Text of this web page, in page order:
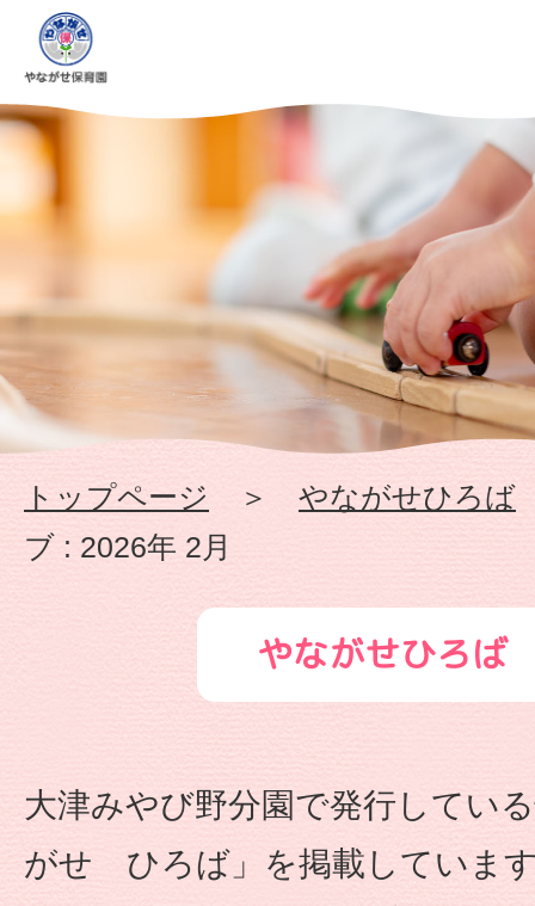
月,
2026
-
幼
保
連
携
型
認
定
こ
ど
トップページ ＞ やながせひろば
ブ : 2026年 2月
やながせひろば
大津みやび野分園で発行してい
がせ ひろば」を掲載していま